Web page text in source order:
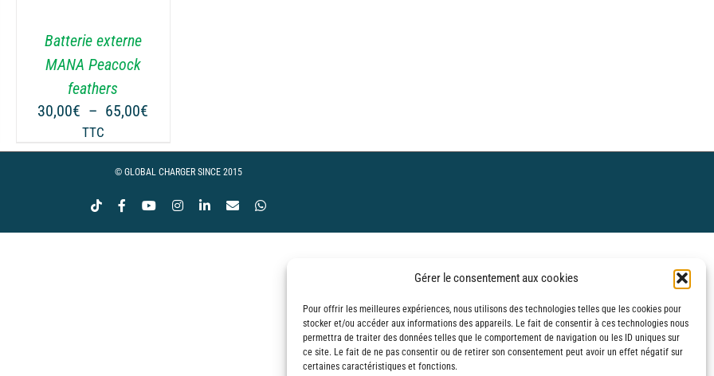
Gérer le consentement aux cookies
Pour offrir les meilleures expériences, nous utilisons des technologies telles que les cookies pour
stocker et/ou accéder aux informations des appareils. Le fait de consentir à ces technologies nous
permettra de traiter des données telles que le comportement de navigation ou les ID uniques sur
ce site. Le fait de ne pas consentir ou de retirer son consentement peut avoir un effet négatif sur
certaines caractéristiques et fonctions.
:
Batterie externe
MANA Peacock
feathers
30,00€ – 65,00€
prix :
30,00€
65,00€
TTC
© GLOBAL CHARGER SINCE 2015
Tiktok FacebookYouTubeInstagramLinkedIn
EmailWhatsApp